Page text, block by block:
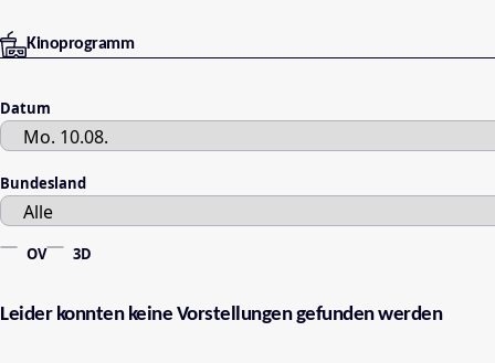
Kinoprogramm
Datum
Bundesland
OV 3D
Leider konnten keine Vorstellungen gefunden werden